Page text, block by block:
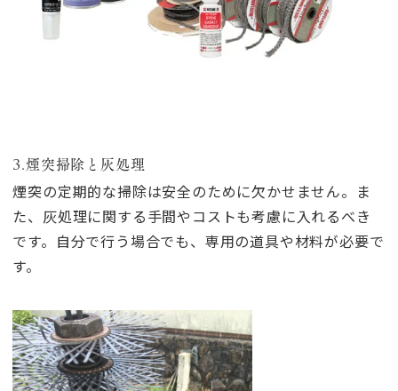
3.煙突掃除と灰処理
煙突の定期的な掃除は安全のために欠かせません。ま
た、灰処理に関する手間やコストも考慮に入れるべき
です。自分で行う場合でも、専用の道具や材料が必要で
す。